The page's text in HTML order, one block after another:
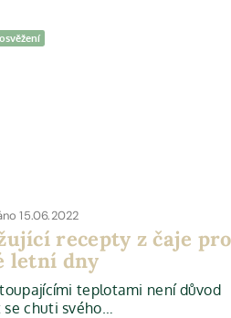
15.06.2022
recepty z čaje pro
letní dny
teplotami není důvod
se chuti svého…